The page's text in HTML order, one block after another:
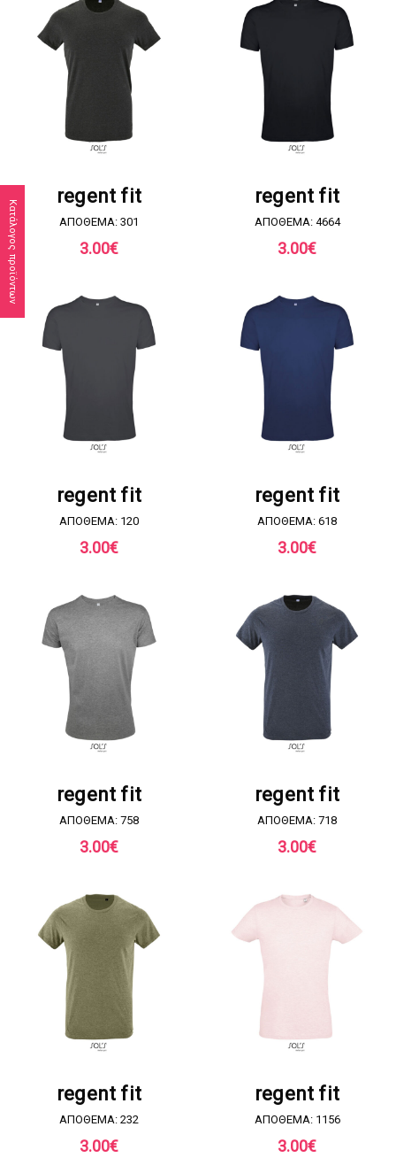
Κατάλογος προϊόντων
regent fit
ΑΠΟΘΕΜΑ: 301
3.00€
regent fit
ΑΠΟΘΕΜΑ: 4664
3.00€
regent fit
ΑΠΟΘΕΜΑ: 120
3.00€
regent fit
ΑΠΟΘΕΜΑ: 618
3.00€
regent fit
ΑΠΟΘΕΜΑ: 758
3.00€
regent fit
ΑΠΟΘΕΜΑ: 718
3.00€
regent fit
ΑΠΟΘΕΜΑ: 232
3.00€
regent fit
ΑΠΟΘΕΜΑ: 1156
3.00€